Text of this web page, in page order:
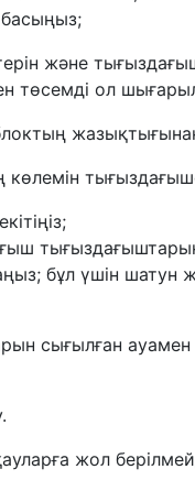
және
ол
көлемін
бұл үшін
сығылған
жол